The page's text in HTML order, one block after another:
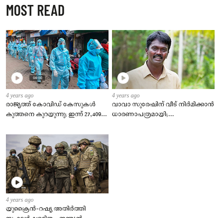
MOST READ
4 years ago
രാജ്യത്ത് കോവിഡ് കേസുകള്‍
കുത്തനെ കുറയുന്നു; ഇന്ന് 27,409
4 years ago
വാവാ സുരേഷിന് വീട് നിര്‍മിക്കാന്‍
ധാരണാപത്രമായി;
4 years ago
യുക്രൈന്‍-റഷ്യ അതിർത്തി